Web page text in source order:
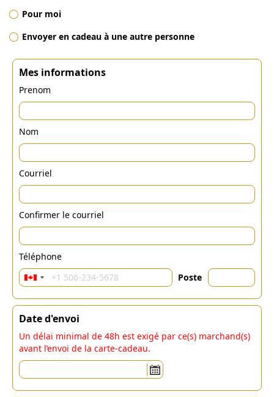
Pour moi
Envoyer en cadeau à une autre personne
Mes informations
Prenom
Nom
Courriel
Confirmer le courriel
Téléphone
Poste
Date d'envoi
Un délai minimal de 48h est exigé par ce(s) marchand(s)
avant l’envoi de la carte-cadeau.